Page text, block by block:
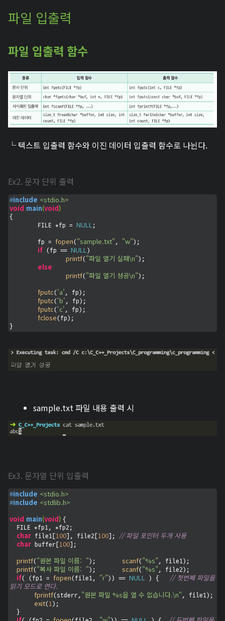
파일 입출력
파일 입출력 함수
└ 텍스트 입출력 함수와 이진 데이터 입출력 함수로 나뉜다.
Ex2. 문자 단위 출력
#include <stdio.h>
void main(void)
{
	FILE *fp =
NULL;
	fp =
fopen( "sample.txt" , "w" );
if (fp == NULL)
printf( "파일 열기 실패\n" );
else
printf( "파일 열기 성공\n" );
fputc( 'a' , fp);
fputc( 'b' , fp);
fputc( 'c' , fp);
fclose(fp);
}
sample.txt 파일 내용 출력 시
Ex3. 문자열 단위 입출력
#include <stdio.h>
#include <stdlib.h>
void main(void) {
char file1[100], file2[100]; // 파일 포인터 두개 사용
char buffer[100];
printf("원본 파일 이름:  " scanf("%s" , file1);
printf("복사 파일 이름:  " scanf("%s" , file2);
if( (fp1 = fopen(file1, "r")) == NULL ) { // 첫번째 파일을
읽기 모드로 연다.
fprintf(stderr, "원본 파일 %s을 열 수 없습니다.\n" , file1);
exit(1 );